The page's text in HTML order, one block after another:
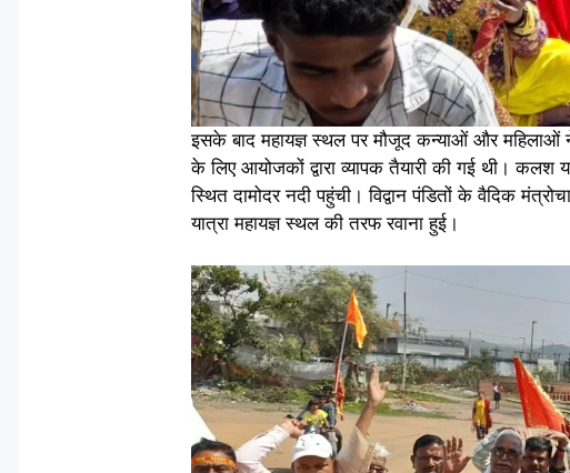
इसके बाद महायज्ञ स्थल पर मौजूद कन्याओं और
के लिए आयोजकों द्वारा व्यापक तैयारी की गई थी। कलश
स्थित दामोदर नदी पहुंची। विद्वान पंडितों के वैदिक
यात्रा महायज्ञ स्थल की तरफ रवाना हुई।